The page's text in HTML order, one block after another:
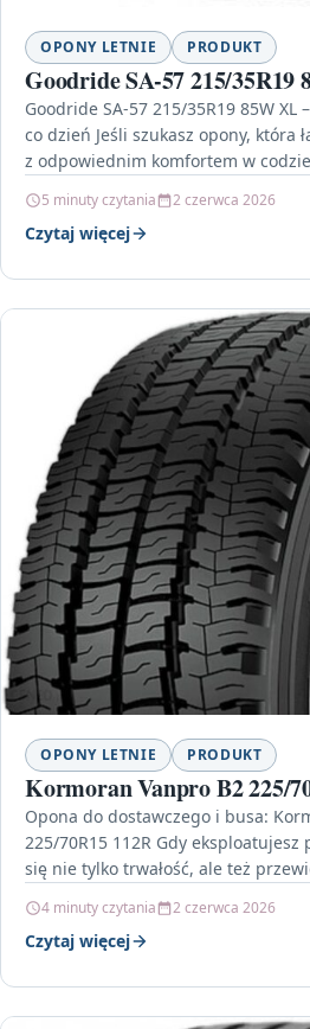
OPONY LETNIE PRODUKT
Goodride SA-57 215/35R19
Goodride SA-57 215/35R19 85W
co dzień Jeśli szukasz opony, która
z odpowiednim komfortem w
5 minuty czytania 2 czerwca 2026
Czytaj więcej
OPONY LETNIE PRODUKT
Kormoran Vanpro B2 225/
Opona do dostawczego i busa:
225/70R15 112R Gdy eksploatujesz
się nie tylko trwałość, ale też
4 minuty czytania 2 czerwca 2026
Czytaj więcej